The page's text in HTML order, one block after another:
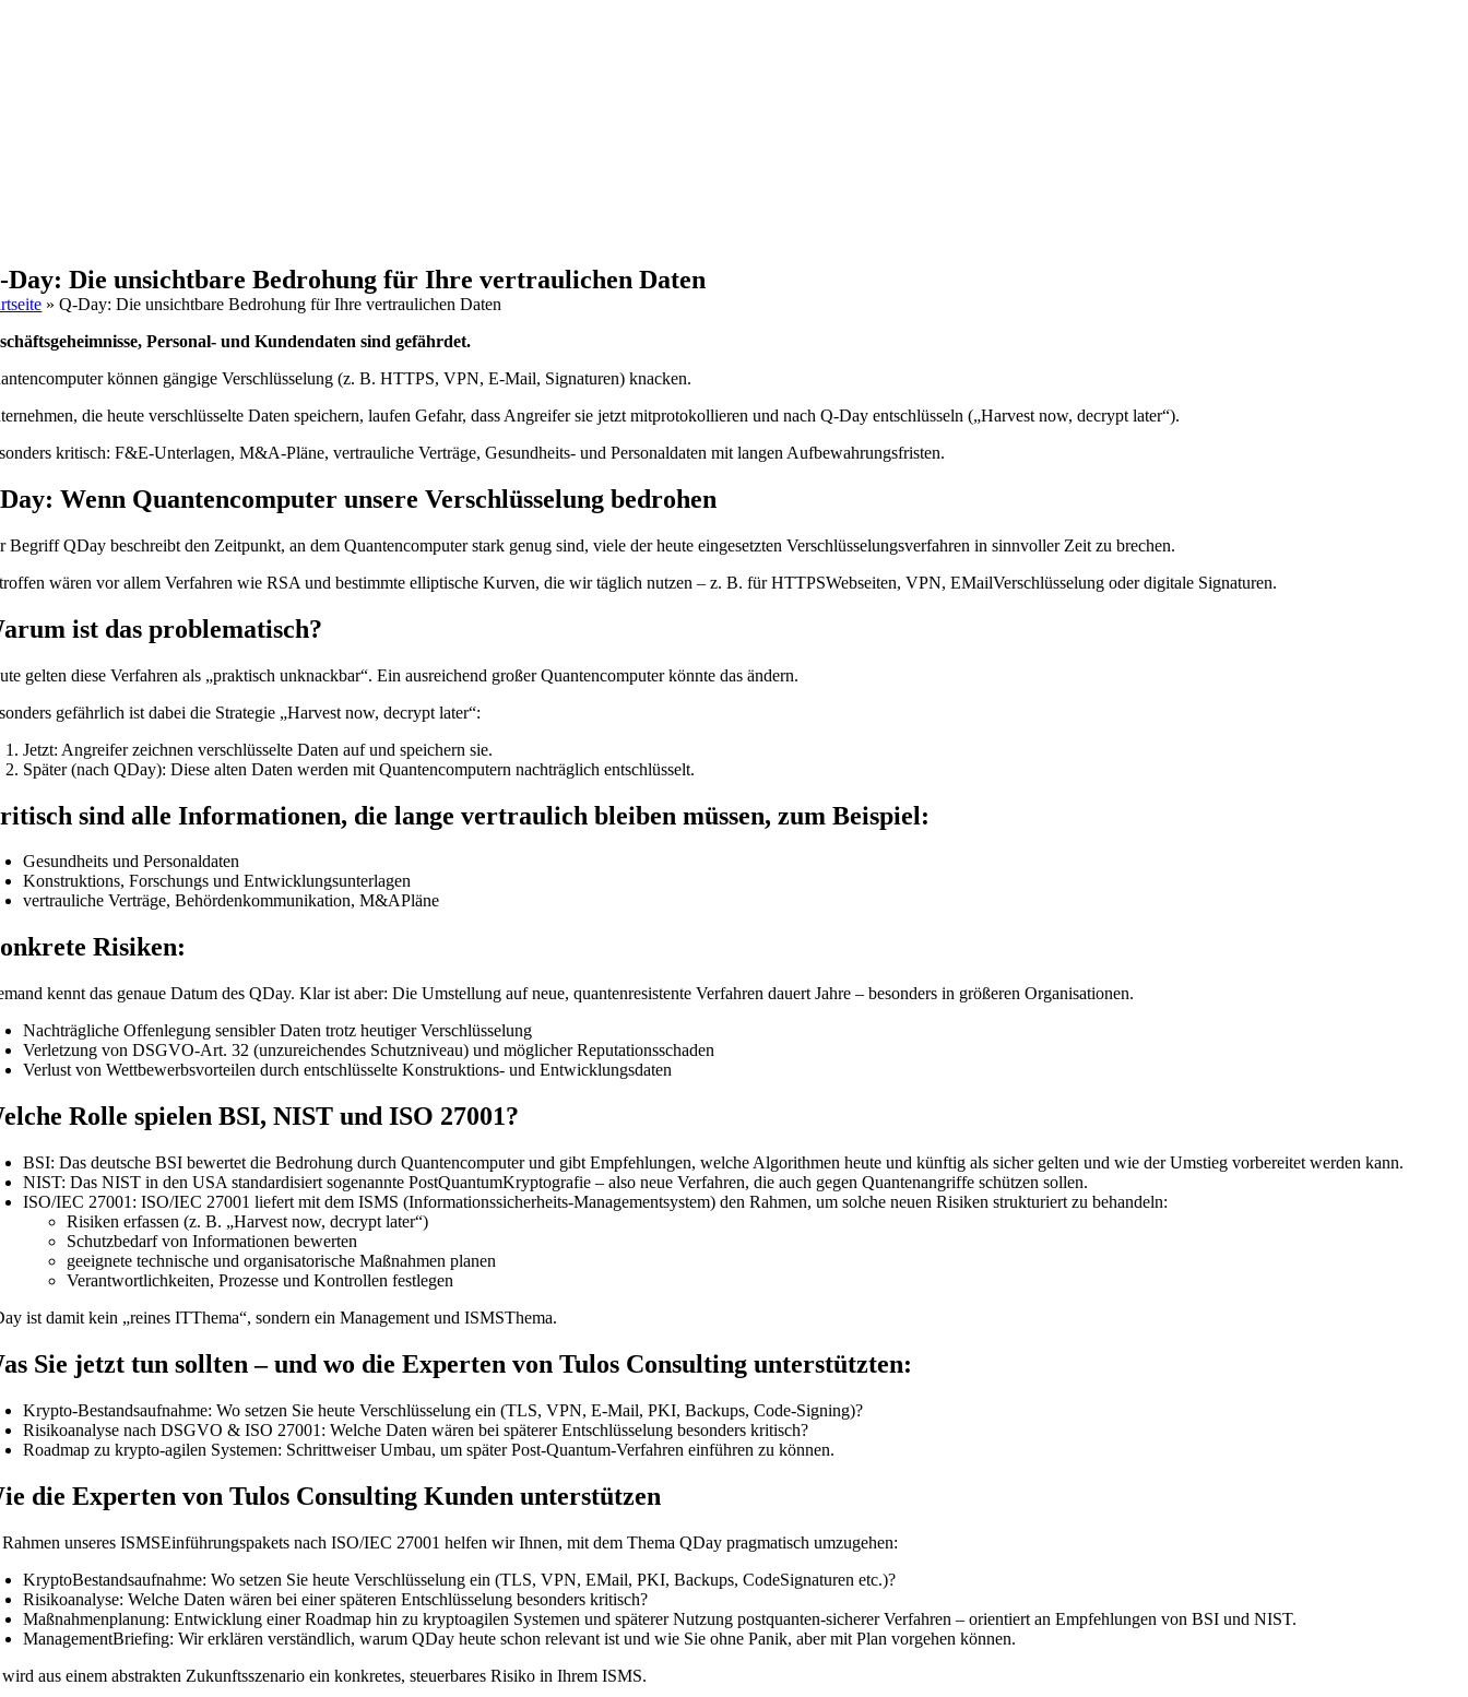
Day: Die unsichtbare Bedrohung für Ihre vertraulichen Daten
»Q-Day: Die unsichtbare Bedrohung für Ihre vertraulichen Daten
Personal- und Kundendaten sind gefährdet.
können gängige Verschlüsselung (z. B. HTTPS, VPN, E-Mail, Signaturen) knacken.
die heute verschlüsselte Daten speichern, laufen Gefahr, dass Angreifer sie jetzt mitprotokollieren und nach Q-Day entschlüsseln („Harvest now, decrypt later“).
kritisch: F&E-Unterlagen, M&A-Pläne, vertrauliche Verträge, Gesundheits- und Personaldaten mit langen Aufbewahrungsfristen.
Wenn Quantencomputer unsere Verschlüsselung bedrohen
Begriff QDay beschreibt den Zeitpunkt, an dem Quantencomputer stark genug sind, viele der heute eingesetzten Verschlüsselungsverfahren in sinnvoller Zeit zu brechen.
wären vor allem Verfahren wie RSA und bestimmte elliptische Kurven, die wir täglich nutzen – z. B. für HTTPSWebseiten, VPN, EMailVerschlüsselung oder digitale Signaturen.
ist das problematisch?
gelten diese Verfahren als „praktisch unknackbar“. Ein ausreichend großer Quantencomputer könnte das ändern.
gefährlich ist dabei die Strategie „Harvest now, decrypt later“:
Jetzt: Angreifer zeichnen verschlüsselte Daten auf und speichern sie.
Später (nach QDay): Diese alten Daten werden mit Quantencomputern nachträglich entschlüsselt.
sind alle Informationen, die lange vertraulich bleiben müssen, zum Beispiel:
Gesundheits und Personaldaten
Konstruktions, Forschungs und Entwicklungsunterlagen
vertrauliche Verträge, Behördenkommunikation, M&APläne
Risiken:
kennt das genaue Datum des QDay. Klar ist aber: Die Umstellung auf neue, quantenresistente Verfahren dauert Jahre – besonders in größeren Organisationen.
Nachträgliche Offenlegung sensibler Daten trotz heutiger Verschlüsselung
Verletzung von DSGVO-Art. 32 (unzureichendes Schutzniveau) und möglicher Reputationsschaden
Verlust von Wettbewerbsvorteilen durch entschlüsselte Konstruktions- und Entwicklungsdaten
Rolle spielen BSI, NIST und ISO 27001?
BSI: Das deutsche BSI bewertet die Bedrohung durch Quantencomputer und gibt Empfehlungen, welche Algorithmen heute und künftig als sicher gelten und wie der Umstieg vorbereitet werden kann.
NIST: Das NIST in den USA standardisiert sogenannte PostQuantumKryptografie – also neue Verfahren, die auch gegen Quantenangriffe schützen sollen.
ISO/IEC 27001: ISO/IEC 27001 liefert mit dem ISMS (Informationssicherheits-Managementsystem) den Rahmen, um solche neuen Risiken strukturiert zu behandeln:
Risiken erfassen (z. B. „Harvest now, decrypt later“)
Schutzbedarf von Informationen bewerten
geeignete technische und organisatorische Maßnahmen planen
Verantwortlichkeiten, Prozesse und Kontrollen festlegen
ist damit kein „reines ITThema“, sondern ein Management und ISMSThema.
Sie jetzt tun sollten – und wo die Experten von Tulos Consulting unterstützten:
Krypto-Bestandsaufnahme: Wo setzen Sie heute Verschlüsselung ein (TLS, VPN, E-Mail, PKI, Backups, Code-Signing)?
Risikoanalyse nach DSGVO & ISO 27001: Welche Daten wären bei späterer Entschlüsselung besonders kritisch?
Roadmap zu krypto-agilen Systemen: Schrittweiser Umbau, um später Post-Quantum-Verfahren einführen zu können.
die Experten von Tulos Consulting Kunden unterstützen
unseres ISMSEinführungspakets nach ISO/IEC 27001 helfen wir Ihnen, mit dem Thema QDay pragmatisch umzugehen:
KryptoBestandsaufnahme: Wo setzen Sie heute Verschlüsselung ein (TLS, VPN, EMail, PKI, Backups, CodeSignaturen etc.)?
Risikoanalyse: Welche Daten wären bei einer späteren Entschlüsselung besonders kritisch?
Maßnahmenplanung: Entwicklung einer Roadmap hin zu kryptoagilen Systemen und späterer Nutzung postquanten-sicherer Verfahren – orientiert an Empfehlungen von BSI und NIST.
ManagementBriefing: Wir erklären verständlich, warum QDay heute schon relevant ist und wie Sie ohne Panik, aber mit Plan vorgehen können.
aus einem abstrakten Zukunftsszenario ein konkretes, steuerbares Risiko in Ihrem ISMS.